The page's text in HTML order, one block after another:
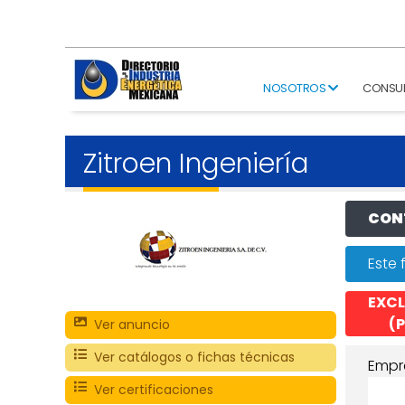
NOSOTROS
Zitroen Ingeniería
Ver anuncio
Ver catálogos o fichas técnicas
Ver certificaciones
Este